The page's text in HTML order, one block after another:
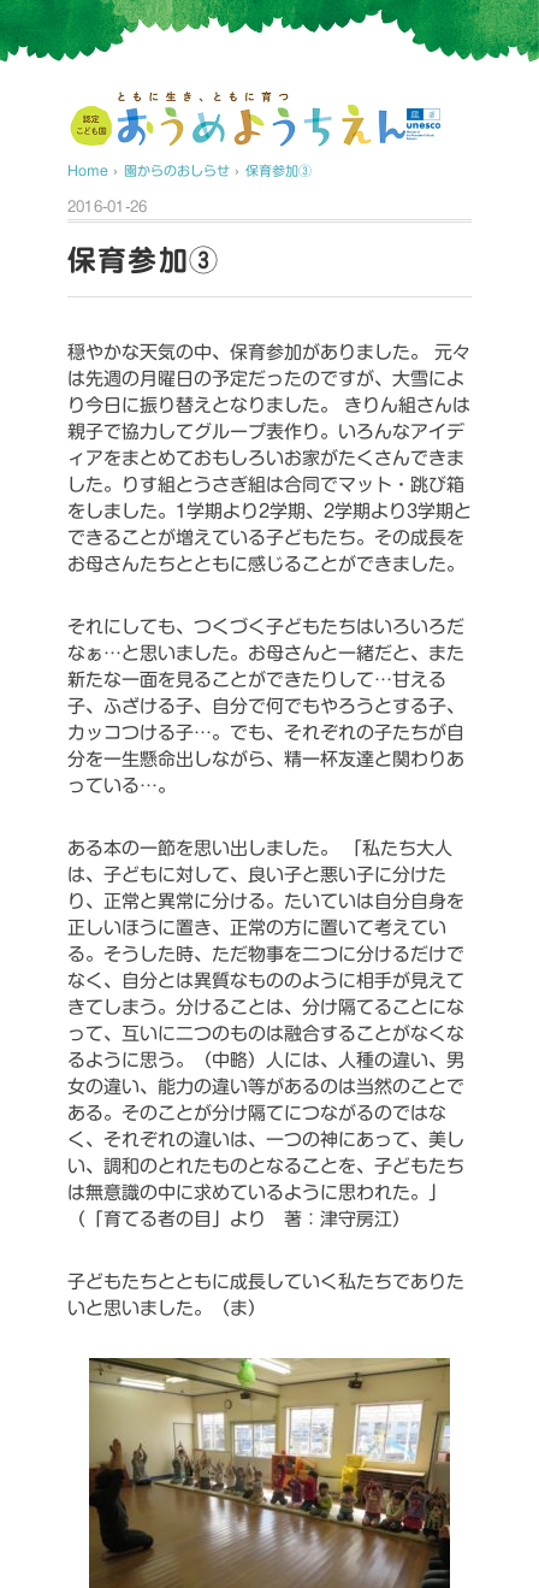
Home › 園からのおしらせ › 保育参加③
2016-01-26
保育参加③
穏やかな天気の中、保育参加がありました。
元々
は先週の月曜日の予定だったのですが、大雪によ
り今日に振り替えとなりました。
きりん組さんは
親子で協力してグループ表作り。いろんなアイデ
ィアをまとめておもしろいお家がたくさんできま
した。りす組とうさぎ組は合同でマット・跳び箱
をしました。1学期より2学期、2学期より3学期と
できることが増えている子どもたち。その成長を
お母さんたちとともに感じることができました。
それにしても、つくづく子どもたちはいろいろだ
なぁ…と思いました。お母さんと一緒だと、また
新たな一面を見ることができたりして…甘える
子、ふざける子、自分で何でもやろうとする子、
カッコつける子…。でも、それぞれの子たちが自
分を一生懸命出しながら、精一杯友達と関わりあ
っている…。
ある本の一節を思い出しました。
「私たち大人
は、子どもに対して、良い子と悪い子に分けた
り、正常と異常に分ける。たいていは自分自身を
正しいほうに置き、正常の方に置いて考えてい
る。そうした時、ただ物事を二つに分けるだけで
なく、自分とは異質なもののように相手が見えて
きてしまう。分けることは、分け隔てることにな
って、互いに二つのものは融合することがなくな
るように思う。（中略）人には、人種の違い、男
女の違い、能力の違い等があるのは当然のことで
ある。そのことが分け隔てにつながるのではな
く、それぞれの違いは、一つの神にあって、美し
い、調和のとれたものとなることを、子どもたち
は無意識の中に求めているように思われた。」
（「育てる者の目」より 著：津守房江）
子どもたちとともに成長していく私たちでありた
いと思いました。（ま）